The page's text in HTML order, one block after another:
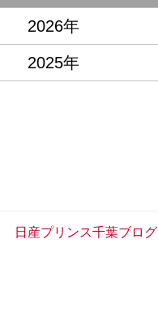
2026年
2025年
日産プリンス千葉ブログ